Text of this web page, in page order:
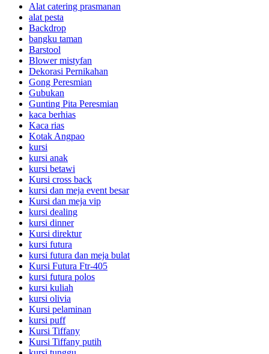
Alat catering prasmanan
alat pesta
Backdrop
bangku taman
Barstool
Blower mistyfan
Dekorasi Pernikahan
Gong Peresmian
Gubukan
Gunting Pita Peresmian
kaca berhias
Kaca rias
Kotak Angpao
kursi
kursi anak
kursi betawi
Kursi cross back
kursi dan meja event besar
Kursi dan meja vip
kursi dealing
kursi dinner
Kursi direktur
kursi futura
kursi futura dan meja bulat
Kursi Futura Ftr-405
kursi futura polos
kursi kuliah
kursi olivia
Kursi pelaminan
kursi puff
Kursi Tiffany
Kursi Tiffany putih